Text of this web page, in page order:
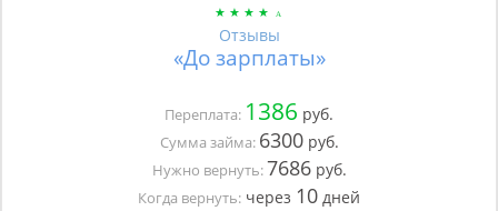
Отзывы
«До зарплаты»
Переплата: 1386 руб.
Сумма займа: 6300руб.
Нужно вернуть:7686руб.
Когда вернуть: через 10 дней